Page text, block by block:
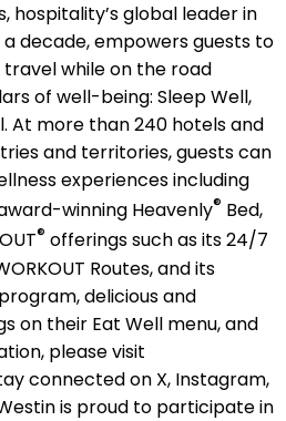
hospitality’s global leader in
decade, empowers guests to
while on the road
of well-being: Sleep Well,
At more than 240 hotels and
and territories, guests can
experiences including
winning Heavenly® Bed,
® offerings such as its 24/7
Routes, and its
delicious and
on their Eat Well menu, and
please visit
connected on X, Instagram,
is proud to participate in